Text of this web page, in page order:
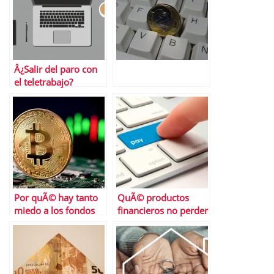
Â¿Salir del paro con
el teletrabajo?
Por quÃ© hay tanto
miedo a los fondos
sobre Bitcoin
QuÃ© productos
financieros no perder
de vista en 2022